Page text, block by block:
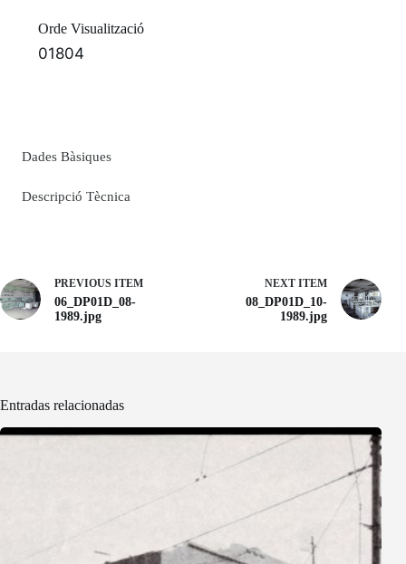
Orde Visualització
01804
Dades Bàsiques
Descripció Tècnica
PREVIOUS ITEM
06_DP01D_08-
1989.jpg
NEXT ITEM
08_DP01D_10-
1989.jpg
Entradas relacionadas